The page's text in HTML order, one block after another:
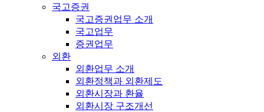
국고증권
국고증권업무 소개
국고업무
증권업무
외환
외환업무 소개
외환정책과 외환제도
외환시장과 환율
외환시장 구조개선